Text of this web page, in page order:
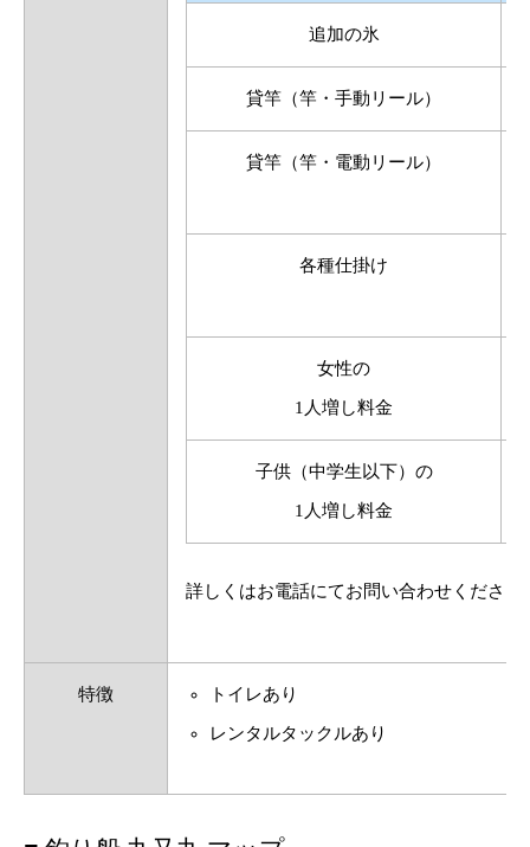
追加の氷
貸竿（竿・手動リール）
貸竿（竿・電動リール）
各種仕掛け
女性の
1人増し料金
子供（中学生以下）の
1人増し料金
詳しくはお電話にてお問い合わせください
特徴 トイレあり
レンタルタックルあり